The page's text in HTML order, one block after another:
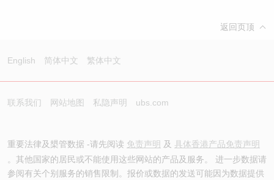
返回页顶
English 简体中文 繁体中文
联系我们 网站地图 私隐声明 ubs.com
重要法律及槼管数据 -请先阅读 免责声明 及 具体香港产品免责声明
。其他国家的居民或不能使用这些网站的产品及服务。 进一步数据请
参阅有关个别服务的销售限制。报价或数据的发送可能因为数据提供